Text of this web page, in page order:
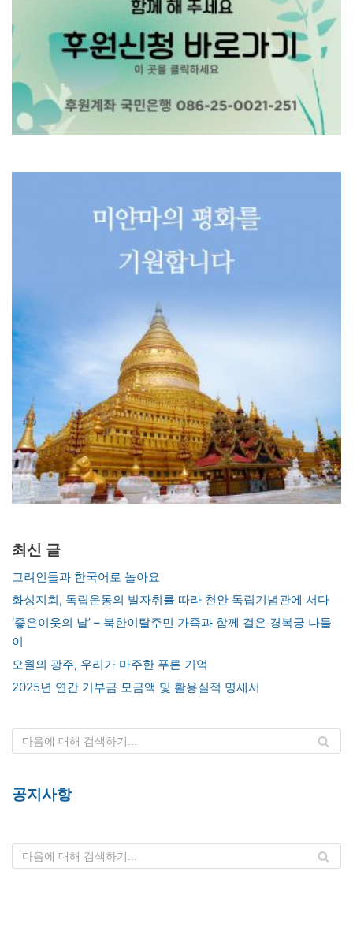
최신 글
고려인들과 한국어로 놀아요
화성지회, 독립운동의 발자취를 따라 천안 독립기념관에 서다
‘좋은이웃의 날’ – 북한이탈주민 가족과 함께 걸은 경복궁 나들
이
오월의 광주, 우리가 마주한 푸른 기억
2025년 연간 기부금 모금액 및 활용실적 명세서
공지사항